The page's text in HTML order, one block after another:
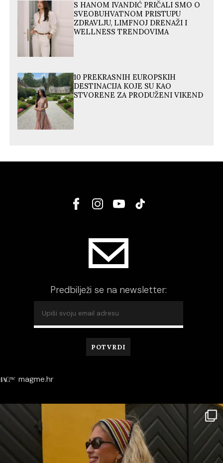
S HANOM IVANDIĆ PRIČALI SMO O
SVEOBUHVATNOM PRISTUPU
ZDRAVLJU, LIMFNOJ DRENAŽI I
WELLNESS TRENDOVIMA
10 PREKRASNIH EUROPSKIH
DESTINACIJA KOJE SU KAO
STVORENE ZA PRODUŽENI VIKEND
Predbilježi se na newsletter:
magme.hr